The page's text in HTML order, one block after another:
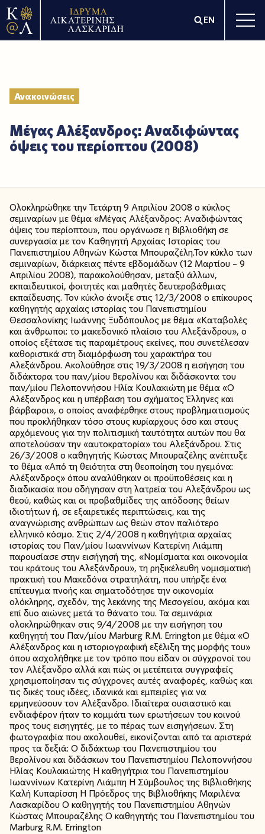
EN
Ανακοινώσεις
Μέγας Αλέξανδρος: Αναδιφώντας
όψεις του περίοπτου (2008)
Ολοκληρώθηκε την Τετάρτη 9 Απριλίου 2008 ο κύκλος
σεμιναρίων με θέμα «Μέγας Αλέξανδρος: Αναδιφώντας
όψεις του περίοπτου», που οργάνωσε η Βιβλιοθήκη σε
συνεργασία με τον Καθηγητή Αρχαίας Ιστορίας του
Πανεπιστημίου Αθηνών Κώστα Μπουραζέλη.Τον κύκλο των
σεμιναρίων, διάρκειας πέντε εβδομάδων (12 Μαρτίου – 9
Απριλίου 2008), παρακολούθησαν, μεταξύ άλλων,
εκπαιδευτικοί, φοιτητές και μαθητές δευτεροβάθμιας
εκπαίδευσης. Τον κύκλο άνοιξε στις 12/3/2008 ο επίκουρος
καθηγητής αρχαίας ιστορίας του Πανεπιστημίου
Θεσσαλονίκης Ιωάννης Ξυδόπουλος με θέμα «Καταβολές
και άνθρωποι: το μακεδονικό πλαίσιο του Αλεξάνδρου», ο
οποίος εξέτασε τις παραμέτρους εκείνες, που συνετέλεσαν
καθοριστικά στη διαμόρφωση του χαρακτήρα του
Αλεξάνδρου. Ακολούθησε στις 19/3/2008 η εισήγηση του
διδάκτορα του παν/μίου Βερολίνου και διδάσκοντα του
παν/μίου Πελοποννήσου Ηλία Κουλακιώτη με θέμα «Ο
Αλέξανδρος και η υπέρβαση του σχήματος Έλληνες και
βάρβαροι», ο οποίος αναφέρθηκε στους προβληματισμούς
που προκλήθηκαν τόσο στους κυρίαρχους όσο και στους
αρχόμενους για την πολιτισμική ταυτότητα αυτών που θα
αποτελούσαν την «αυτοκρατορία» του Αλεξάνδρου. Στις
26/3/2008 ο καθηγητής Κώστας Μπουραζέλης ανέπτυξε
το θέμα «Από τη θειότητα στη θεοποίηση του ηγεμόνα:
Αλέξανδρος» όπου αναλύθηκαν οι προϋποθέσεις και η
διαδικασία που οδήγησαν στη λατρεία του Αλεξάνδρου ως
θεού, καθώς και οι προβαθμίδες της απόδοσης θείων
ιδιοτήτων ή, σε εξαιρετικές περιπτώσεις, και της
αναγνώρισης ανθρώπων ως θεών στον παλιότερο
ελληνικό κόσμο. Στις 2/4/2008 η καθηγήτρια αρχαίας
ιστορίας του Παν/μίου Ιωαννίνων Κατερίνη Λιάμπη
παρουσίασε στην εισήγησή της, «Νομίσματα και οικονομία
του κράτους του Αλεξάνδρου», τη ρηξικέλευθη νομισματική
πρακτική του Μακεδόνα στρατηλάτη, που υπήρξε ένα
επίτευγμα πνοής και σηματοδότησε την οικονομία
ολόκληρης, σχεδόν, της λεκάνης της Μεσογείου, ακόμα και
επί δυο αιώνες μετά το θάνατο του. Τα σεμινάρια
ολοκληρώθηκαν στις 9/4/2008 με την εισήγηση του
καθηγητή του Παν/μίου Marburg R.M. Errington με θέμα «Ο
Αλέξανδρος και η ιστοριογραφική εξέλιξη της μορφής του»
όπου ασχολήθηκε με τον τρόπο που είδαν οι σύγχρονοί του
τον Αλέξανδρο αλλά και πώς οι μετέπειτα συγγραφείς
χρησιμοποίησαν τις σύγχρονες αυτές αναφορές, καθώς και
τις δικές τους ιδέες, ιδανικά και εμπειρίες για να
ερμηνεύσουν τον Αλέξανδρο. Ιδιαίτερα ουσιαστικό και
ενδιαφέρον ήταν το κομμάτι των ερωτήσεων του κοινού
προς τους εισηγητές, με το πέρας των εισηγήσεων. Στη
φωτογραφία που ακολουθεί, εικονίζονται από τα αριστερά
προς τα δεξιά: Ο διδάκτωρ του Πανεπιστημίου του
Βερολίνου και διδάσκων του Πανεπιστημίου Πελοποννήσου
Ηλίας Κουλακιώτης Η καθηγήτρια του Πανεπιστημίου
Ιωαννίνων Κατερίνη Λιάμπη Η Σύμβουλος της Βιβλιοθήκης
Καλή Κυπαρίσση Η Πρόεδρος της Βιβλιοθήκης Μαριλένα
Λασκαρίδου Ο καθηγητής του Πανεπιστημίου Αθηνών
Κώστας Μπουραζέλης Ο καθηγητής του Πανεπιστημίου του
Marburg R.M. Errington